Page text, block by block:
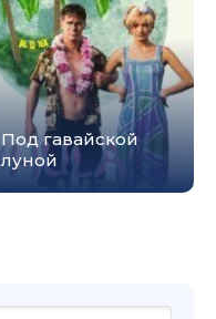
Под гавайской
луной